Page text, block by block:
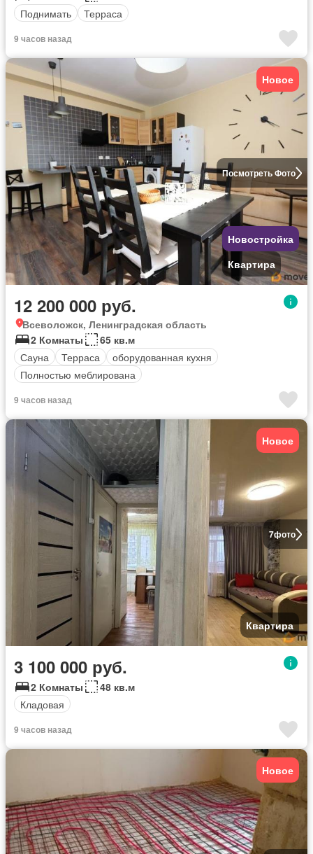
Поднимать
Терраса
9 часов назад
Посмотреть Фото
Новое
Новостройка
Квартира
12 200 000 руб.
Всеволожск, Ленинградская область
2 Комнаты
65 кв.м
Сауна
Терраса
оборудованная кухня
Полностью меблирована
9 часов назад
7фото
Новое
Квартира
3 100 000 руб.
2 Комнаты
48 кв.м
Кладовая
9 часов назад
Новое